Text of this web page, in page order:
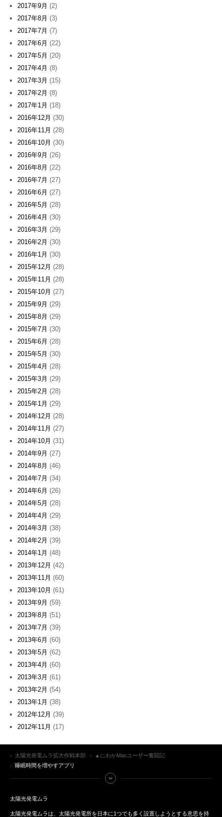
2017年9月 (2)
2017年8月 (3)
2017年7月 (7)
2017年6月 (22)
2017年5月 (20)
2017年4月 (8)
2017年3月 (15)
2017年2月 (8)
2017年1月 (18)
2016年12月 (30)
2016年11月 (28)
2016年10月 (30)
2016年9月 (26)
2016年8月 (22)
2016年7月 (27)
2016年6月 (27)
2016年5月 (28)
2016年4月 (30)
2016年3月 (29)
2016年2月 (30)
2016年1月 (30)
2015年12月 (28)
2015年11月 (28)
2015年10月 (27)
2015年9月 (29)
2015年8月 (29)
2015年7月 (30)
2015年6月 (28)
2015年5月 (30)
2015年4月 (28)
2015年3月 (29)
2015年2月 (28)
2015年1月 (29)
2014年12月 (28)
2014年11月 (27)
2014年10月 (31)
2014年9月 (27)
2014年8月 (46)
2014年7月 (34)
2014年6月 (26)
2014年5月 (28)
2014年4月 (29)
2014年3月 (38)
2014年2月 (39)
2014年1月 (48)
2013年12月 (42)
2013年11月 (60)
2013年10月 (61)
2013年9月 (59)
2013年8月 (51)
2013年7月 (39)
2013年6月 (60)
2013年5月 (62)
2013年4月 (60)
2013年3月 (61)
2013年2月 (54)
2013年1月 (38)
2012年12月 (39)
2012年11月 (17)
太陽光発電ムラ拡大作戦本部
▲にわかMacユーザー奮闘記
睡眠時間を増やすアプリ
太陽光発電ムラ
太陽光発電ムラは、太陽光発電所を日本に1つでも多く設置しようとする意思を持